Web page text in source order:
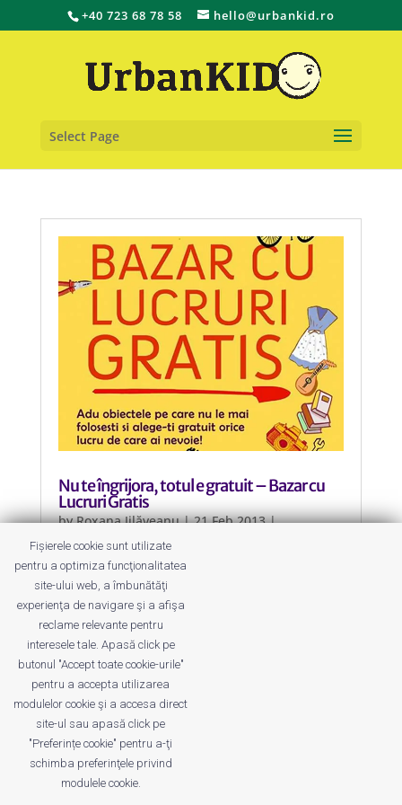
+40 723 68 78 58 hello@urbankid.ro
Select Page
Nu te îngrijora, totul e gratuit – Bazar cu
Lucruri Gratis
byRoxana Jilăveanu|21 Feb 2013|
Evenimente ,Târguri și Expoziții
De data aceasta bazarul se
organizează la București, Sibiu,
Brașov, Cluj și Târgu Mureș.
Despre noi Publicitate
Privacy
Fișierele cookie sunt utilizate
pentru a optimiza funcţionalitatea
site-ului web, a îmbunătăţi
experienţa de navigare şi a afişa
reclame relevante pentru
interesele tale. Apasă click pe
butonul "Accept toate cookie-urile"
pentru a accepta utilizarea
modulelor cookie şi a accesa direct
site-ul sau apasă click pe
"Preferințe cookie" pentru a-ţi
schimba preferinţele privind
modulele cookie.